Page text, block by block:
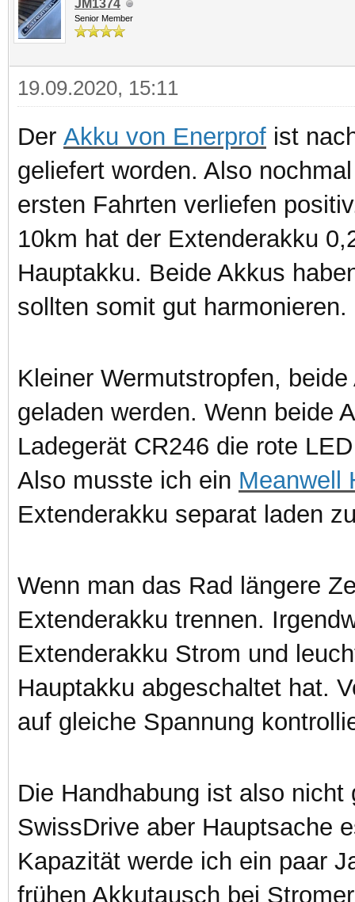
JM1374
Senior Member
19.09.2020, 15:11
Der Akku von Enerprof ist
geliefert worden. Also
ersten Fahrten verliefen
10km hat der Extenderakku
Hauptakku. Beide Akkus
sollten somit gut harmonieren.
Kleiner Wermutstropfen,
geladen werden. Wenn beide
Ladegerät CR246 die rote
Also musste ich ein Meanwell
Extenderakku separat laden
Wenn man das Rad längere
Extenderakku trennen.
Extenderakku Strom und
Hauptakku abgeschaltet hat.
auf gleiche Spannung
Die Handhabung ist also
SwissDrive aber Hauptsache
Kapazität werde ich ein paar
frühen Akkutausch bei